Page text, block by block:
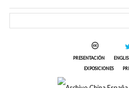
PRESENTACIÓN
EXPOSICIONES